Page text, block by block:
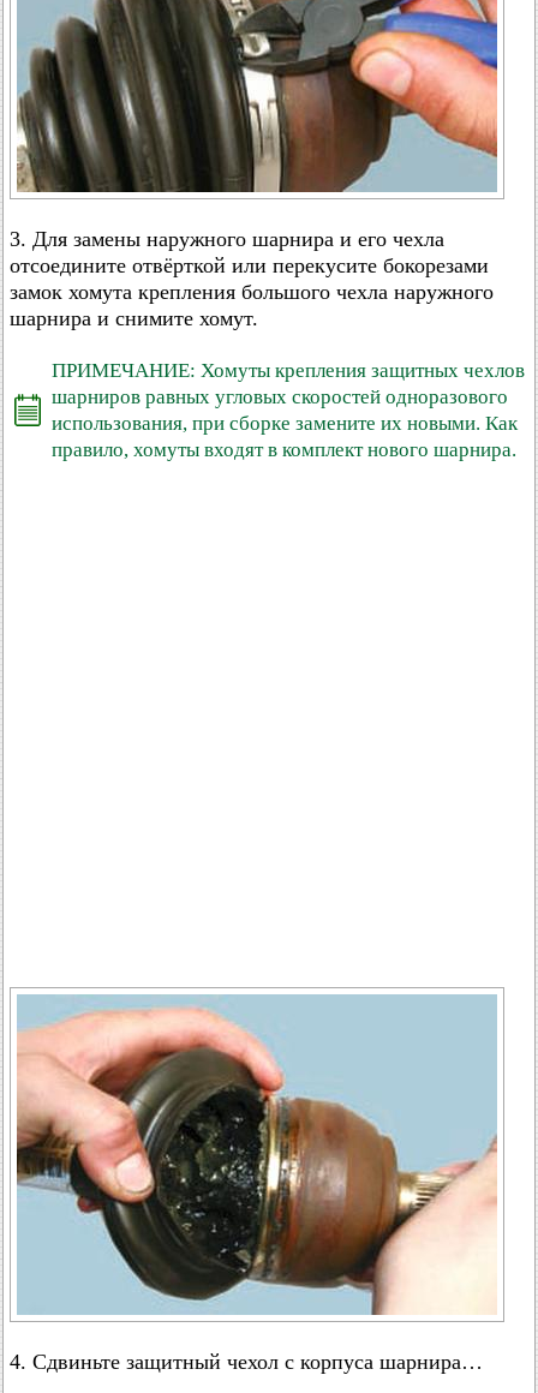
3. Для замены наружного шарнира и его чехла
отсоедините отвёрткой или перекусите бокорезами
замок хомута крепления большого чехла наружного
шарнира и снимите хомут.
ПРИМЕЧАНИЕ: Хомуты крепления защитных чехлов
шарниров равных угловых скоростей одноразового
использования, при сборке замените их новыми. Как
правило, хомуты входят в комплект нового шарнира.
4. Сдвиньте защитный чехол с корпуса шарнира…